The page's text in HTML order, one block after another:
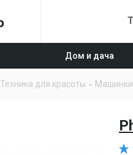
Дом и дача
Техника для красоты